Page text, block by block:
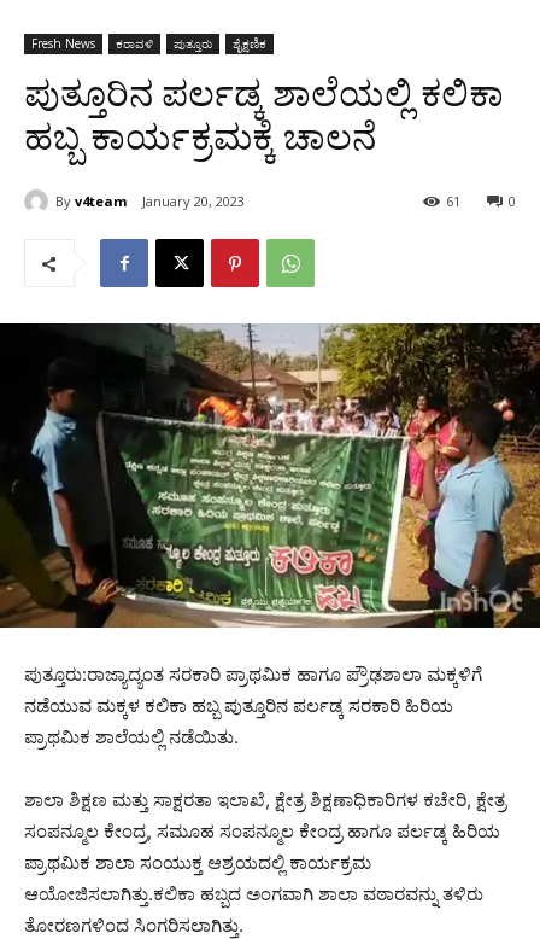
Fresh News ಕರಾವಳಿ ಪುತ್ತೂರು ಶೈಕ್ಷಣಿಕ
ಪುತ್ತೂರಿನ ಪರ್ಲಡ್ಕ ಶಾಲೆಯಲ್ಲಿ ಕಲಿಕಾ
ಹಬ್ಬ ಕಾರ್ಯಕ್ರಮಕ್ಕೆ ಚಾಲನೆ
By v4team January 20, 2023 0
61
ಪುತ್ತೂರು:ರಾಜ್ಯಾದ್ಯಂತ ಸರಕಾರಿ ಪ್ರಾಥಮಿಕ ಹಾಗೂ ಪ್ರೌಢಶಾಲಾ ಮಕ್ಕಳಿಗೆ
ನಡೆಯುವ ಮಕ್ಕಳ ಕಲಿಕಾ ಹಬ್ಬ ಪುತ್ತೂರಿನ ಪರ್ಲಡ್ಕ ಸರಕಾರಿ ಹಿರಿಯ
ಪ್ರಾಥಮಿಕ ಶಾಲೆಯಲ್ಲಿ ನಡೆಯಿತು.
ಶಾಲಾ ಶಿಕ್ಷಣ ಮತ್ತು ಸಾಕ್ಷರತಾ ಇಲಾಖೆ, ಕ್ಷೇತ್ರ ಶಿಕ್ಷಣಾಧಿಕಾರಿಗಳ ಕಚೇರಿ, ಕ್ಷೇತ್ರ
ಸಂಪನ್ಮೂಲ ಕೇಂದ್ರ, ಸಮೂಹ ಸಂಪನ್ಮೂಲ ಕೇಂದ್ರ ಹಾಗೂ ಪರ್ಲಡ್ಕ ಹಿರಿಯ
ಪ್ರಾಥಮಿಕ ಶಾಲಾ ಸಂಯುಕ್ತ ಆಶ್ರಯದಲ್ಲಿ ಕಾರ್ಯಕ್ರಮ
ಆಯೋಜಿಸಲಾಗಿತ್ತು.ಕಲಿಕಾ ಹಬ್ಬದ ಅಂಗವಾಗಿ ಶಾಲಾ ವಠಾರವನ್ನು ತಳಿರು
ತೋರಣಗಳಿಂದ ಸಿಂಗರಿಸಲಾಗಿತ್ತು.